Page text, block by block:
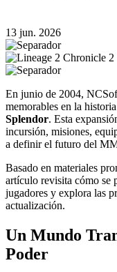
13 jun. 2026
En junio de 2004,
memorables en la
Splendor. Esta
incursión, misiones,
a definir el futuro del
Basado en materiales
artículo revisita cómo se
jugadores y explora las
actualización.
Un Mundo
Poder